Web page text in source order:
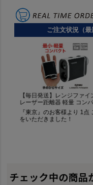
チェック中の商品